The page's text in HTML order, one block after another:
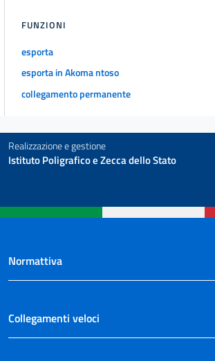
FUNZIONI
esporta
esporta in Akoma ntoso
collegamento permanente
Realizzazione e gestione
Istituto Poligrafico e Zecca dello Stato
Normattiva
Collegamenti veloci